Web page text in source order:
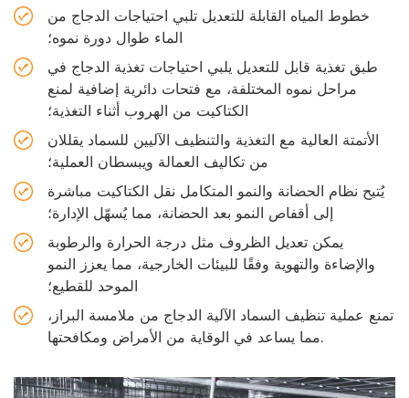
خطوط المياه القابلة للتعديل تلبي احتياجات الدجاج من
الماء طوال دورة نموه؛
طبق تغذية قابل للتعديل يلبي احتياجات تغذية الدجاج في
مراحل نموه المختلفة، مع فتحات دائرية إضافية لمنع
الكتاكيت من الهروب أثناء التغذية؛
الأتمتة العالية مع التغذية والتنظيف الآليين للسماد يقللان
من تكاليف العمالة ويبسطان العملية؛
يُتيح نظام الحضانة والنمو المتكامل نقل الكتاكيت مباشرة
إلى أقفاص النمو بعد الحضانة، مما يُسهّل الإدارة؛
يمكن تعديل الظروف مثل درجة الحرارة والرطوبة
والإضاءة والتهوية وفقًا للبيئات الخارجية، مما يعزز النمو
الموحد للقطيع؛
تمنع عملية تنظيف السماد الآلية الدجاج من ملامسة البراز،
مما يساعد في الوقاية من الأمراض ومكافحتها.